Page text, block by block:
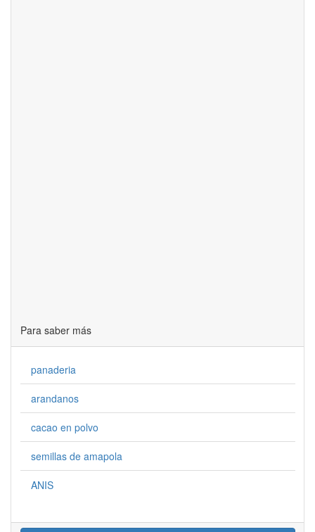
Para saber más
panaderia
arandanos
cacao en polvo
semillas de amapola
ANIS